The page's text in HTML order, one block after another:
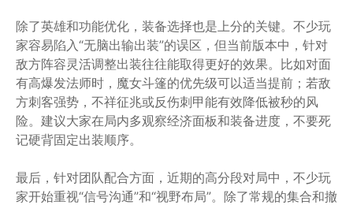
除了英雄和功能优化，装备选择也是上分的关键。不少玩
家容易陷入“无脑出输出装”的误区，但当前版本中，针对
敌方阵容灵活调整出装往往能取得更好的效果。比如对面
有高爆发法师时，魔女斗篷的优先级可以适当提前；若敌
方刺客强势，不祥征兆或反伤刺甲能有效降低被秒的风
险。建议大家在局内多观察经济面板和装备进度，不要死
记硬背固定出装顺序。
最后，针对团队配合方面，近期的高分段对局中，不少玩
家开始重视“信号沟通”和“视野布局”。除了常规的集合和撤